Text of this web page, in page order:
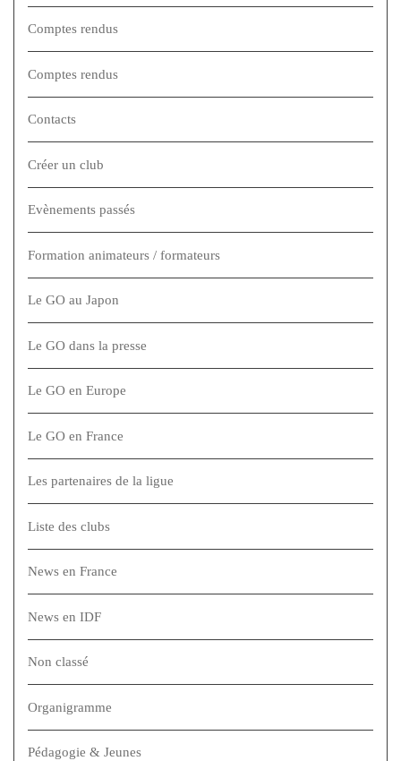
Comptes rendus
Comptes rendus
Contacts
Créer un club
Evènements passés
Formation animateurs / formateurs
Le GO au Japon
Le GO dans la presse
Le GO en Europe
Le GO en France
Les partenaires de la ligue
Liste des clubs
News en France
News en IDF
Non classé
Organigramme
Pédagogie & Jeunes